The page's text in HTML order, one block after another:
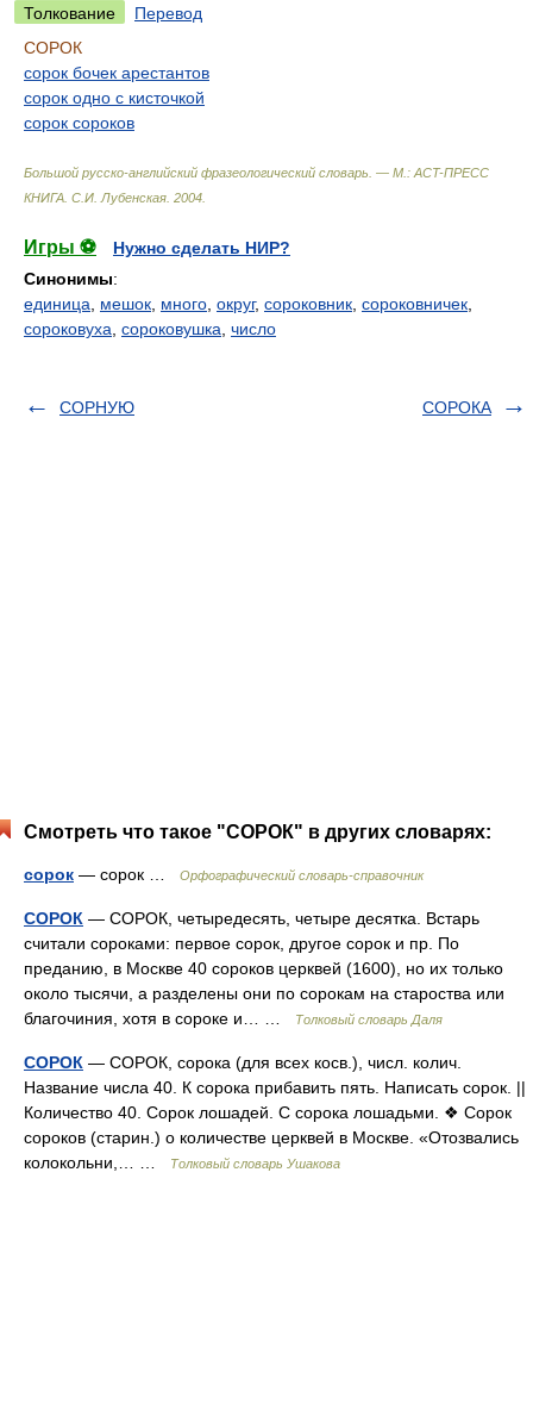
Толкование
Перевод
СОРОК
сорок бочек арестантов
сорок одно с кисточкой
сорок сороков
Большой русско-английский фразеологический словарь. — М.: ACT-ПРЕСС
КНИГА С.И. Лубенская 2004
Игры ⚽
Нужно сделать НИР?
Синонимы:
единица
мешок много округ, сороковник сороковничек
сороковуха сороковушка число
СОРНУЮ СОРОКА
Смотреть что такое "СОРОК" в других словарях:
сорок — сорок … Орфографический словарь-справочник
СОРОК — СОРОК, четыредесять, четыре десятка. Встарь
считали сороками: первое сорок, другое сорок и пр. По
преданию, в Москве 40 сороков церквей (1600), но их только
около тысячи, а разделены они по сорокам на староства или
благочиния, хотя в сороке и… …
Толковый словарь Даля
СОРОК — СОРОК, сорока (для всех косв.), числ. колич.
Название числа 40. К сорока прибавить пять. Написать сорок. ||
Количество 40. Сорок лошадей. С сорока лошадьми. ❖ Сорок
сороков (старин.) о количестве церквей в Москве. «Отозвались
колокольни,… …
Толковый словарь Ушакова